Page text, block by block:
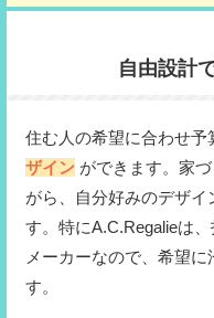
自由設計
住む人の希望に合わせ予
ザイン ができます。家
がら、自分好みのデザ
す。特にA.C.Regalieは
メーカーなので、希望
す。